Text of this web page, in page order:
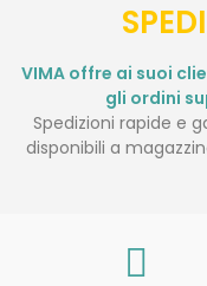
VIMA offre ai suoi
gli ordini
Spedizioni rapide e
disponibili a